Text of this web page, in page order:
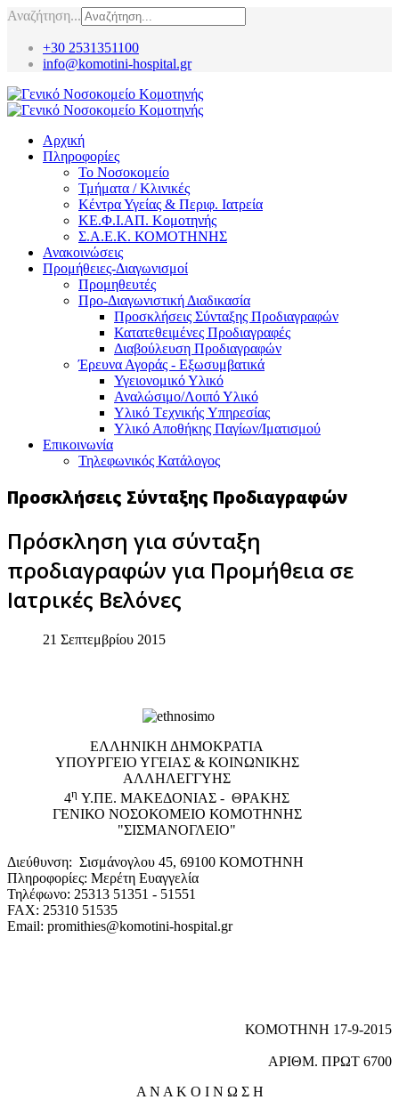
Αναζήτηση...
+30 2531351100
info@komotini-hospital.gr
Αρχική
Πληροφορίες
Το Νοσοκομείο
Τμήματα / Κλινικές
Κέντρα Υγείας & Περιφ. Ιατρεία
ΚΕ.Φ.Ι.ΑΠ. Κομοτηνής
Σ.Α.Ε.Κ. ΚΟΜΟΤΗΝΗΣ
Ανακοινώσεις
Προμήθειες-Διαγωνισμοί
Προμηθευτές
Προ-Διαγωνιστική Διαδικασία
Προσκλήσεις Σύνταξης Προδιαγραφών
Κατατεθειμένες Προδιαγραφές
Διαβούλευση Προδιαγραφών
Έρευνα Αγοράς - Εξωσυμβατικά
Υγειονομικό Υλικό
Αναλώσιμο/Λοιπό Υλικό
Υλικό Tεχνικής Yπηρεσίας
Υλικό Αποθήκης Παγίων/Ιματισμού
Επικοινωνία
Τηλεφωνικός Κατάλογος
Προσκλήσεις Σύνταξης Προδιαγραφών
Πρόσκληση για σύνταξη
προδιαγραφών για Προμήθεια σε
Ιατρικές Βελόνες
21 Σεπτεμβρίου 2015
EΛΛΗΝΙΚΗ ΔΗΜΟΚΡΑΤΙΑ
ΥΠΟΥΡΓΕΙΟ ΥΓΕΙΑΣ & ΚΟΙΝΩΝΙΚΗΣ
ΑΛΛΗΛΕΓΓΥΗΣ
4η Υ.ΠΕ. ΜΑΚΕΔΟΝΙΑΣ - ΘΡΑΚΗΣ
ΓΕΝΙΚΟ NΟΣΟΚΟΜΕΙΟ ΚΟΜΟΤΗΝΗΣ
"ΣΙΣΜΑΝΟΓΛΕΙΟ"
Διεύθυνση: Σισμάνογλου 45, 69100 ΚΟΜΟΤΗΝΗ
Πληροφορίες: Μερέτη Ευαγγελία
Τηλέφωνο: 25313 51351 - 51551
FAX: 25310 51535
Email: promithies@komotini-hospital.gr
ΚΟΜΟΤΗΝΗ 17-9-2015
ΑΡΙΘΜ. ΠΡΩΤ 6700
Α Ν Α Κ Ο Ι Ν Ω Σ Η